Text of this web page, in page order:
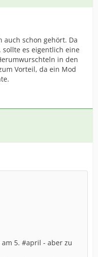
auch schon gehört. Da
sollte es eigentlich eine
in den
Vorteil, da ein Mod
5. #april - aber zu